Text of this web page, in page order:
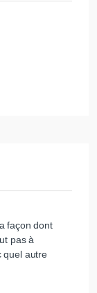
façon dont
pas à
quel autre